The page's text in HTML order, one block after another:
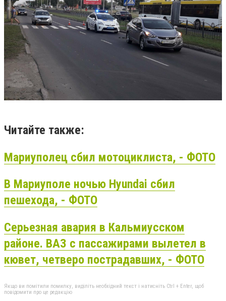
Читайте также:
Мариуполец сбил мотоциклиста, - ФОТО
В Мариуполе ночью Hyundai сбил
пешехода, - ФОТО
Серьезная авария в Кальмиусском
районе. ВАЗ с пассажирами вылетел в
кювет, четверо пострадавших, - ФОТО
Якщо ви помітили помилку, виділіть необхідний текст і натисніть Ctrl + Enter, щоб
повідомити про це редакцію